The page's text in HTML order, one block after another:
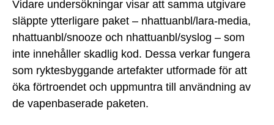
Vidare undersökningar visar att samma utgivare
släppte ytterligare paket – nhattuanbl/lara-media,
nhattuanbl/snooze och nhattuanbl/syslog – som
inte innehåller skadlig kod. Dessa verkar fungera
som ryktesbyggande artefakter utformade för att
öka förtroendet och uppmuntra till användning av
de vapenbaserade paketen.